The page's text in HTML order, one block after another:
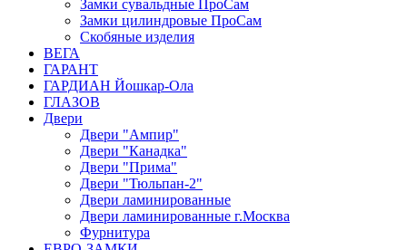
Замки сувальдные ПроСам
Замки цилиндровые ПроСам
Скобяные изделия
ВЕГА
ГАРАНТ
ГАРДИАН Йошкар-Ола
ГЛАЗОВ
Двери
Двери "Ампир"
Двери "Канадка"
Двери "Прима"
Двери "Тюльпан-2"
Двери ламинированные
Двери ламинированные г.Москва
Фурнитура